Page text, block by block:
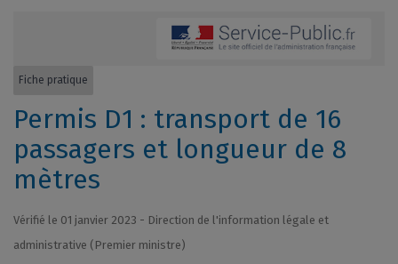
Fiche pratique
Permis D1 : transport de 16
passagers et longueur de 8
mètres
Vérifié le 01 janvier 2023 - Direction de l'information légale et
administrative (Premier ministre)